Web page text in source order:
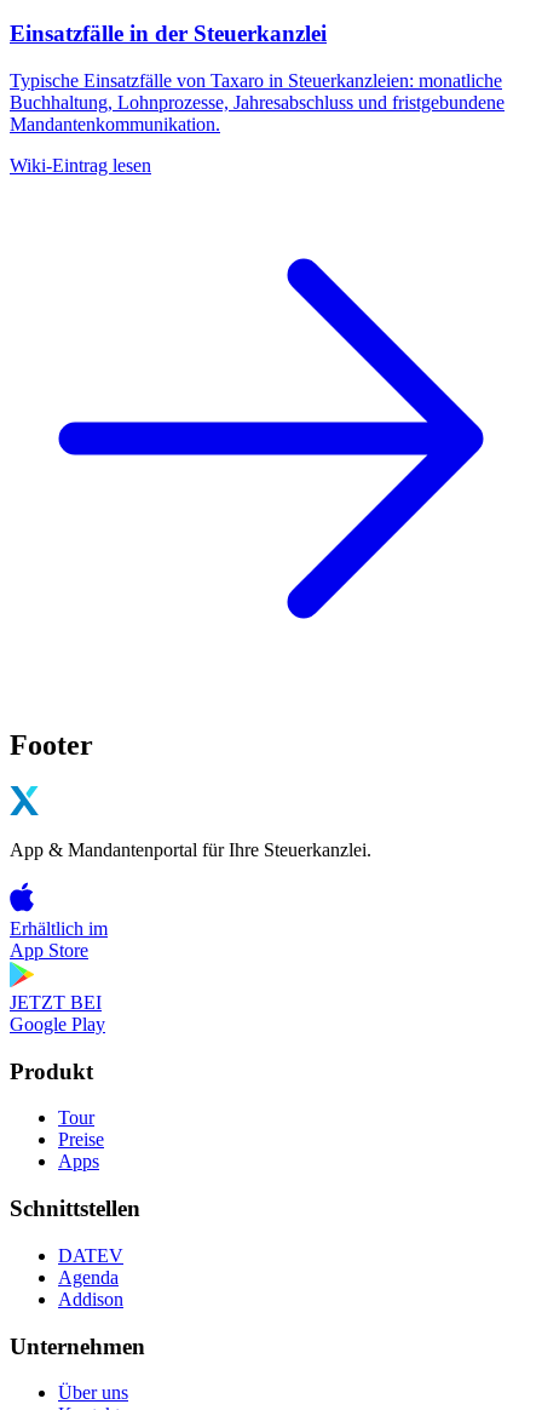
Einsatzfälle in der Steuerkanzlei
Typische Einsatzfälle von Taxaro in Steuerkanzleien: monatliche
Buchhaltung, Lohnprozesse, Jahresabschluss und fristgebundene
Mandantenkommunikation.
Wiki-Eintrag lesen
Footer
App & Mandantenportal für Ihre Steuerkanzlei.
Erhältlich im
App Store
JETZT BEI
Google Play
Produkt
Tour
Preise
Apps
Schnittstellen
DATEV
Agenda
Addison
Unternehmen
Über uns